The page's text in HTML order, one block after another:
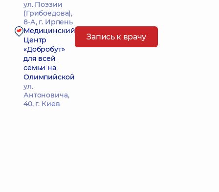
ул. Поэзии
(Грибоедова),
8-А, г. Ирпень
Медицинский
Центр
«Добробут»
для всей
семьи на
Олимпийской
ул.
Антоновича,
40, г. Киев
Запись к врачу